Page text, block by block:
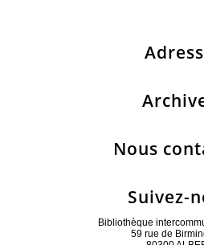
Nous
Suivez-
Bibliothèque
59 rue de